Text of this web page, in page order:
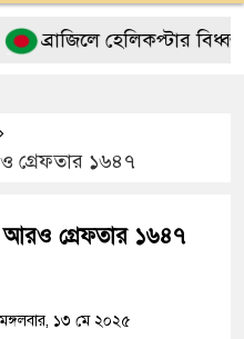
হেলিকপ্টার বিধ্বস্ত হয়ে
গ্রেফতার ১৬৪৭
আরও গ্রেফতার ১৬৪৭
১৩ মে ২০২৫